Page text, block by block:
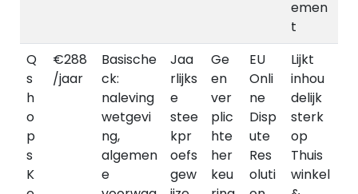
emen
t
Q
s
h
o
p
s
K
€288
/jaar
Basische
ck:
naleving
wetgevi
ng,
algemen
e
Jaa
rlijks
e
stee
kpr
oefs
gew
Ge
en
ver
plic
hte
her
keu
EU
Onli
ne
Disp
ute
Res
oluti
Lijkt
inhou
delijk
sterk
op
Thuis
winkel